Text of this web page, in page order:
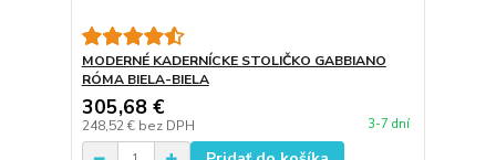
MODERNÉ KADERNÍCKE STOLIČKO GABBIANO
RÓMA BIELA-BIELA
305,68 €
248,52 € bez DPH 3-7 dní